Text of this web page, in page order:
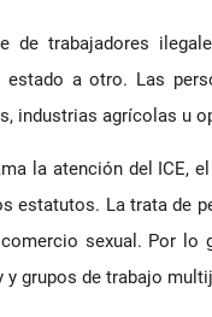
de trabajadores
a otro. Las
industrias agrícolas u
la atención del ICE,
estatutos. La trata de
sexual. Por lo
grupos de trabajo